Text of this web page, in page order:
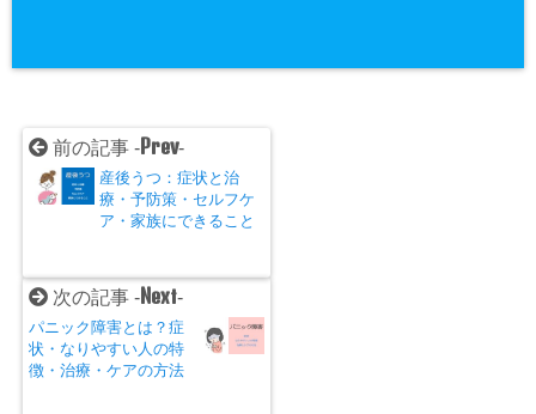
前の記事 -Prev-
産後うつ：症状と治
療・予防策・セルフケ
ア・家族にできること
次の記事 -Next-
パニック障害とは？症
状・なりやすい人の特
徴・治療・ケアの方法